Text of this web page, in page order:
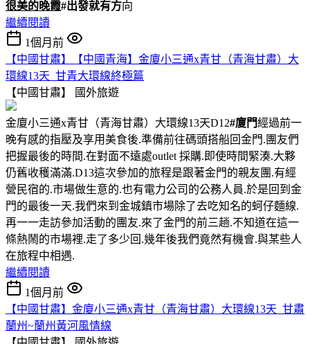
很美的晚霞#出發就有方向
繼續閱讀
1個月前
【中國甘肅】【中國青海】金廈小三通x青甘（青海甘肅）大
環線13天_甘青大環線終極篇
【中國甘肅】
國外旅遊
金廈小三通x青甘（青海甘肅）大環線13天D12#廈門經過前一
晚有感的指壓及享用美食後.準備前往碼頭搭船回金門.團友們
把握最後的時間.在對面不遠處outlet 採購.即使時間緊湊.大夥
仍舊收穫滿滿.D13這次參加的旅程是跟著金門的親友團.有經
營民宿的.市場做生意的.也有電力公司的公務人員.於是回到金
門的最後一天.我們來到金城鎮市場除了去吃知名的蚵仔麵線.
再一一走訪參加活動的團友.來了金門的前三趟.不知道在這一
條熱鬧的市場裡.走了多少回.幾年後我們竟然有機會.與某些人
在旅程中相遇.
繼續閱讀
1個月前
【中國甘肅】金廈小三通x青甘（青海甘肅）大環線13天_甘肅
蘭州~蘭州黃河風情線